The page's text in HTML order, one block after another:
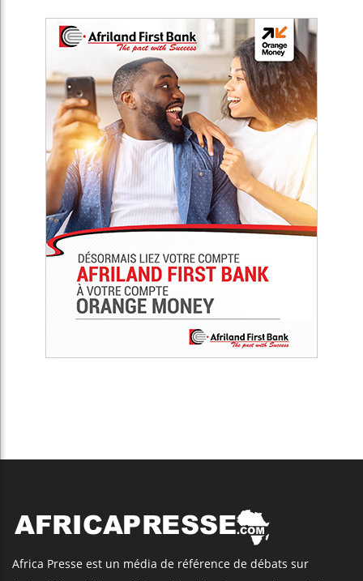
Africa Presse est un média de référence de débats sur